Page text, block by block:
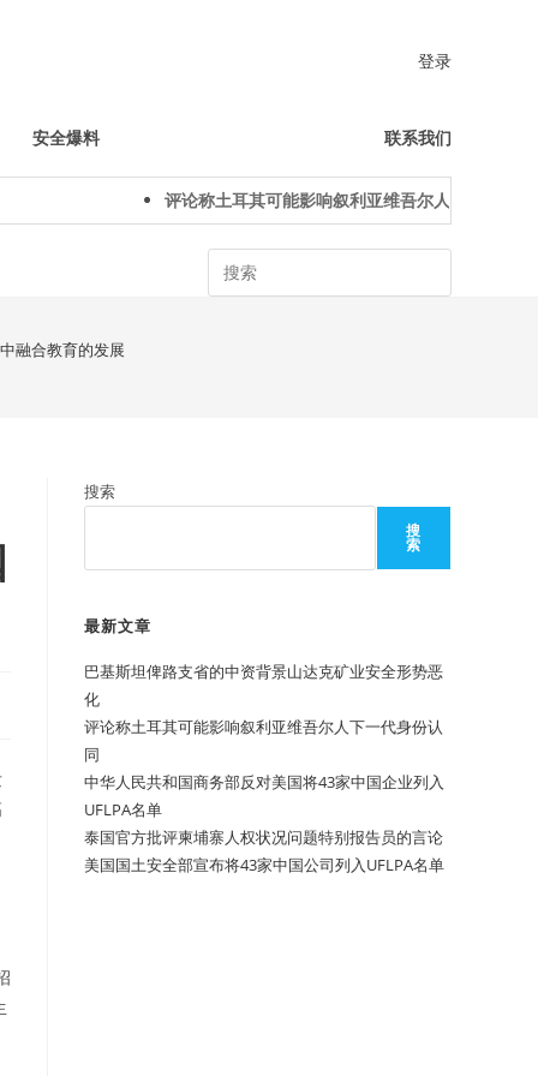
登录
安全爆料 联系我们
评论称土耳其可能影响叙利亚维吾尔人下一代身份认同
Search
融合教育的发展
搜索
搜
索
最新文章
巴基斯坦俾路支省的中资背景山达克矿业安全形势恶
化
评论称土耳其可能影响叙利亚维吾尔人下一代身份认
同
中华人民共和国商务部反对美国将43家中国企业列入
UFLPA名单
泰国官方批评柬埔寨人权状况问题特别报告员的言论
美国国土安全部宣布将43家中国公司列入UFLPA名单